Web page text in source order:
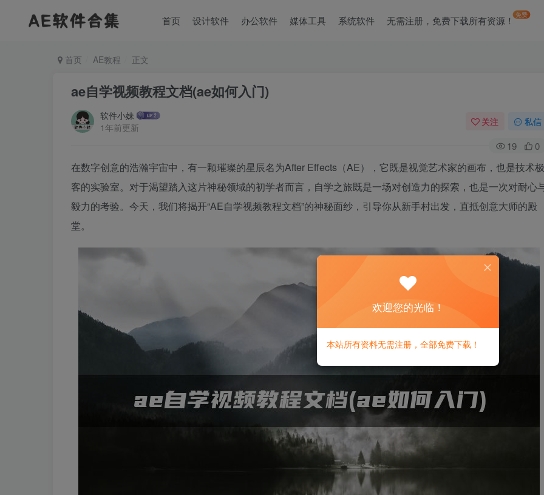
首页 设计软件 办公软件 媒体工具 系统软件 无需注册，免费下载所有资源！免费
首页 AE教程 正文
ae自学视频教程文档(ae如何入门)
软件小妹
1年前更新
关注 私信
19 0
在数字创意的浩瀚宇宙中，有一颗璀璨的星辰名为After Effects（AE），它既是视觉艺术家的画布，也是技术极
客的实验室。对于渴望踏入这片神秘领域的初学者而言，自学之旅既是一场对创造力的探索，也是一次对耐心
毅力的考验。今天，我们将揭开“AE自学视频教程文档”的神秘面纱，引导你从新手村出发，直抵创意大师的殿
堂。
欢迎您的光临！
本站所有资料无需注册，全部免费下载！